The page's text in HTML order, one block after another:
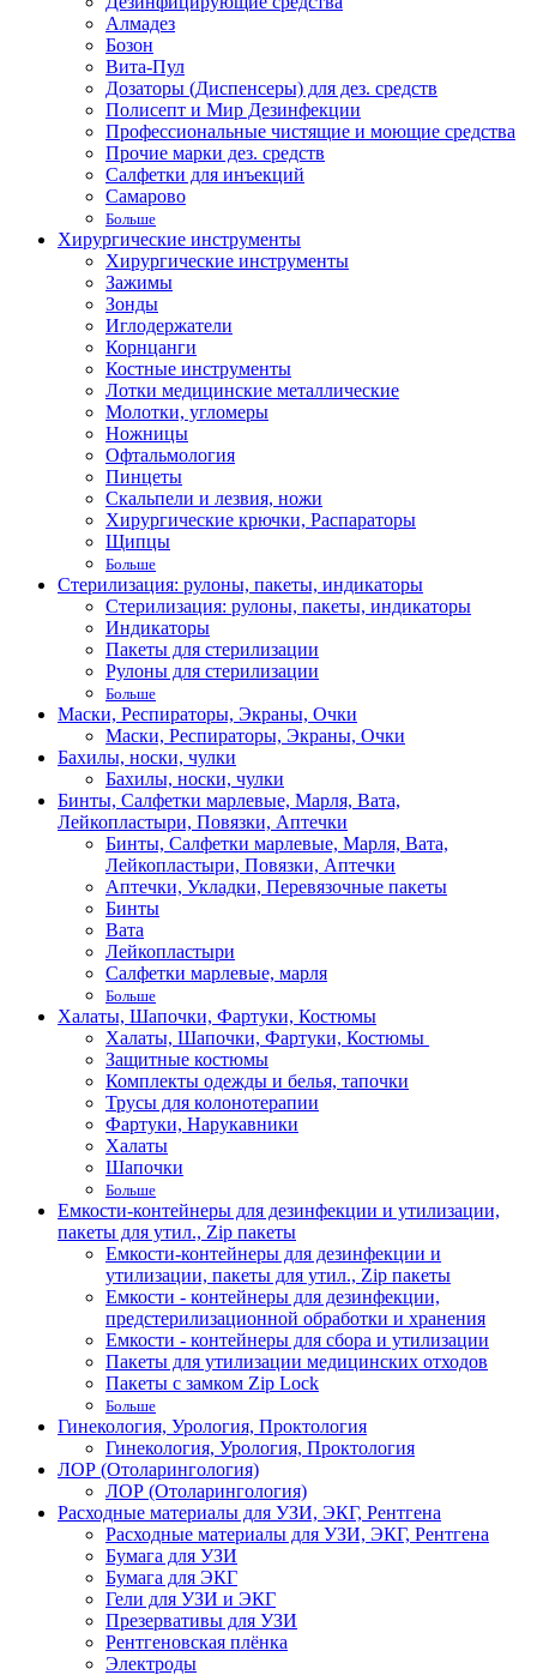
Алмадез
Бозон
Вита-Пул
Дозаторы (Диспенсеры) для дез. средств
Полисепт и Мир Дезинфекции
Профессиональные чистящие и моющие средства
Прочие марки дез. средств
Салфетки для инъекций
Самарово
Больше
Хирургические инструменты
Хирургические инструменты
Зажимы
Зонды
Иглодержатели
Корнцанги
Костные инструменты
Лотки медицинские металлические
Молотки, угломеры
Ножницы
Офтальмология
Пинцеты
Скальпели и лезвия, ножи
Хирургические крючки, Распараторы
Щипцы
Больше
Стерилизация: рулоны, пакеты, индикаторы
Стерилизация: рулоны, пакеты, индикаторы
Индикаторы
Пакеты для стерилизации
Рулоны для стерилизации
Больше
Маски, Респираторы, Экраны, Очки
Маски, Респираторы, Экраны, Очки
Бахилы, носки, чулки
Бахилы, носки, чулки
Бинты, Салфетки марлевые, Марля, Вата,
Лейкопластыри, Повязки, Аптечки
Бинты, Салфетки марлевые, Марля, Вата,
Лейкопластыри, Повязки, Аптечки
Аптечки, Укладки, Перевязочные пакеты
Бинты
Вата
Лейкопластыри
Салфетки марлевые, марля
Больше
Халаты, Шапочки, Фартуки, Костюмы
Халаты, Шапочки, Фартуки, Костюмы
Защитные костюмы
Комплекты одежды и белья, тапочки
Трусы для колонотерапии
Фартуки, Нарукавники
Халаты
Шапочки
Больше
Емкости-контейнеры для дезинфекции и утилизации,
пакеты для утил., Zip пакеты
Емкости-контейнеры для дезинфекции и
утилизации, пакеты для утил., Zip пакеты
Емкости - контейнеры для дезинфекции,
предстерилизационной обработки и хранения
Емкости - контейнеры для сбора и утилизации
Пакеты для утилизации медицинских отходов
Пакеты с замком Zip Lock
Больше
Гинекология, Урология, Проктология
Гинекология, Урология, Проктология
ЛОР (Отоларингология)
ЛОР (Отоларингология)
Расходные материалы для УЗИ, ЭКГ, Рентгена
Расходные материалы для УЗИ, ЭКГ, Рентгена
Бумага для УЗИ
Бумага для ЭКГ
Гели для УЗИ и ЭКГ
Презервативы для УЗИ
Рентгеновская плёнка
Электроды